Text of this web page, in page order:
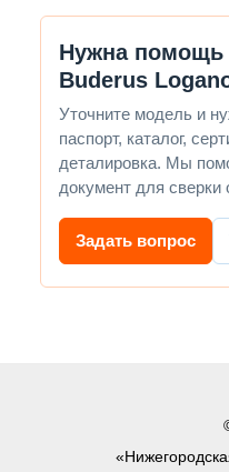
Нужна помощь
Buderus
Уточните модель и
паспорт, каталог,
деталировка. Мы
документ для сверки
Задать вопрос